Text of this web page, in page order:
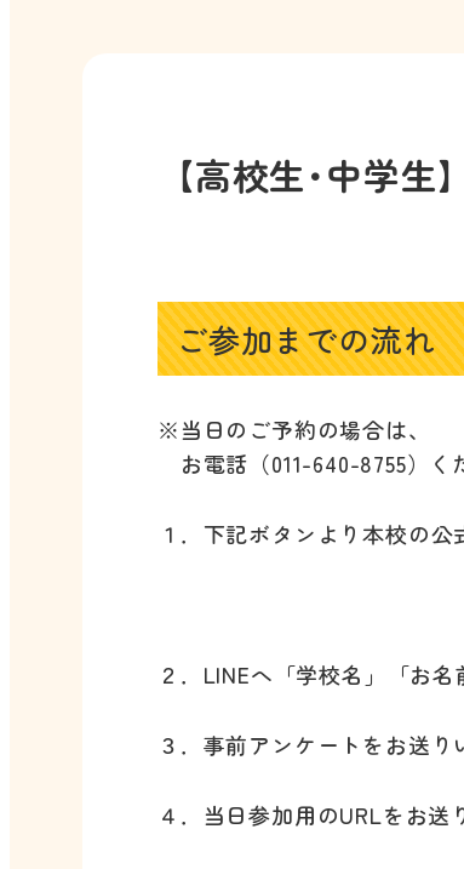
【高校生･中学
ご参加までの流れ
※当日のご予約の場合は、
お電話（011-640-8755）く
１．下記ボタンより本校の
２．LINEへ「学校名」「お
３．事前アンケートをお送
４．当日参加用のURLをお送